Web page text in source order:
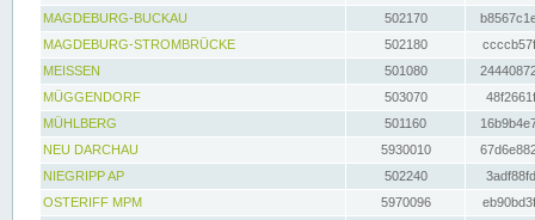
MAGDEBURG-BUCKAU
502170
MAGDEBURG-STROMBRÜCKE
502180
MEISSEN
501080
MÜGGENDORF
503070
MÜHLBERG
501160
NEU DARCHAU
5930010
NIEGRIPP AP
502240
OSTERIFF MPM
5970096